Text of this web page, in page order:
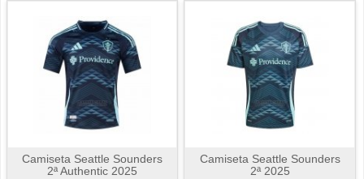
Camiseta Seattle Sounders
2ª Authentic 2025
Camiseta Seattle Sounders
2ª 2025